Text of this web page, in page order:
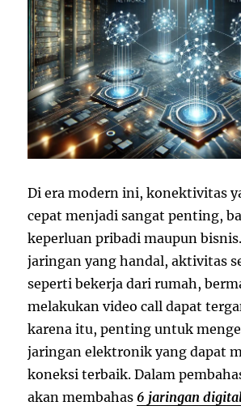
Di era modern ini, konektivitas
cepat menjadi sangat penting,
keperluan pribadi maupun
jaringan yang handal, aktivitas
seperti bekerja dari rumah,
melakukan video call dapat
karena itu, penting untuk
jaringan elektronik yang dapat
koneksi terbaik. Dalam
akan membahas6 jaringan